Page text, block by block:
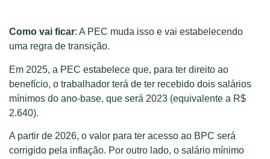
Como vai ficar: A PEC muda isso e vai estabelecendo
uma regra de transição.
Em 2025, a PEC estabelece que, para ter direito ao
benefício, o trabalhador terá de ter recebido dois salários
mínimos do ano-base, que será 2023 (equivalente a R$
2.640).
A partir de 2026, o valor para ter acesso ao BPC será
corrigido pela inflação. Por outro lado, o salário mínimo